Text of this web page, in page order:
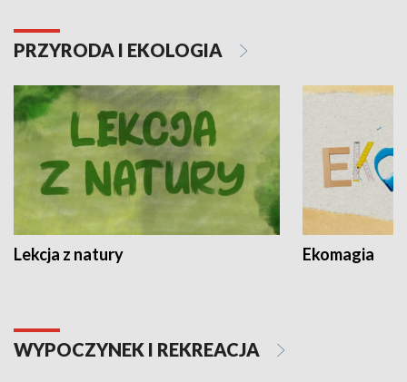
PRZYRODA I EKOLOGIA
Lekcja z natury Ekomagia
WYPOCZYNEK I REKREACJA